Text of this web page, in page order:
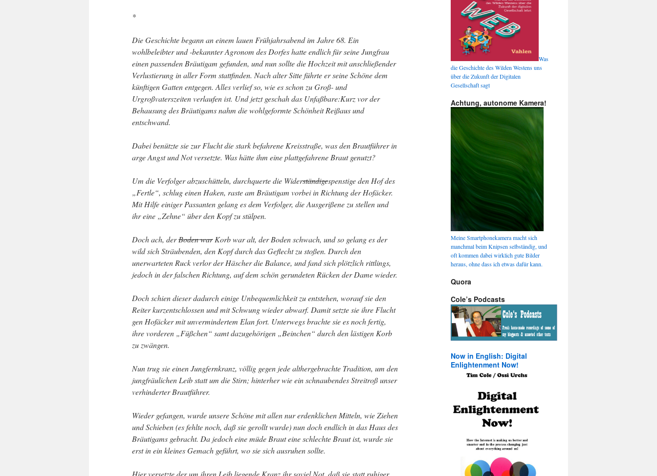
*
Die Geschichte begann an einem lauen Frühjahrsabend im Jahre 68. Ein
wohlbeleibter und -bekannter Agronom des Dorfes hatte endlich für seine Jungfrau
einen passenden Bräutigam gefunden, und nun sollte die Hochzeit mit anschließender
Verlustierung in aller Form stattfinden. Nach alter Sitte führte er seine Schöne dem
künftigen Gatten entgegen. Alles verlief so, wie es schon zu Groß- und
Urgroßvaterszeiten verlaufen ist. Und jetzt geschah das Unfaßbare:Kurz vor der
Behausung des Bräutigams nahm die wohlgeformte Schönheit Reißaus und
entschwand.
Dabei benützte sie zur Flucht die stark befahrene Kreisstraße, was den Brautführer in
arge Angst und Not versetzte. Was hätte ihm eine plattgefahrene Braut genutzt?
Um die Verfolger abzuschütteln, durchquerte die Widerständigespenstige den Hof des
„Fertle“, schlug einen Haken, raste am Bräutigam vorbei in Richtung der Hofäcker.
Mit Hilfe einiger Passanten gelang es dem Verfolger, die Ausgerißene zu stellen und
ihr eine „Zehne“ über den Kopf zu stülpen.
Doch ach, derBoden warKorb war alt, der Boden schwach, und so gelang es der
wild sich Sträubenden, den Kopf durch das Geflecht zu stoßen. Durch den
unerwarteten Ruck verlor der Häscher die Balance, und fand sich plötzlich rittlings,
jedoch in der falschen Richtung, auf dem schön gerundeten Rücken der Dame wieder.
Doch schien dieser dadurch einige Unbequemlichkeit zu entstehen, worauf sie den
Reiter kurzentschlossen und mit Schwung wieder abwarf. Damit setzte sie ihre Flucht
gen Hofäcker mit unvermindertem Elan fort. Unterwegs brachte sie es noch fertig,
ihre vorderen „Füßchen“ samt dazugehörigen „Beinchen“ durch den lästigen Korb
zu zwängen.
Nun trug sie einen Jungfernkranz, völlig gegen jede althergebrachte Tradition, um den
jungfräulichen Leib statt um die Stirn; hinterher wie ein schnaubendes Streitroß unser
verhinderter Brautführer.
Wieder gefangen, wurde unsere Schöne mit allen nur erdenklichen Mitteln, wie Ziehen
und Schieben (es fehlte noch, daß sie gerollt wurde) nun doch endlich in das Haus des
Bräutigams gebracht. Da jedoch eine müde Braut eine schlechte Braut ist, wurde sie
erst in ein kleines Gemach geführt, wo sie sich ausruhen sollte.
Was
die Geschichte des Wilden Westens uns
über die Zukunft der Digitalen
Gesellschaft sagt
Achtung, autonome Kamera!
Meine Smartphonekamera macht sich
manchmal beim Knipsen selbständig, und
oft kommen dabei wirklich gute Bilder
heraus, ohne dass ich etwas dafür kann.
Quora
Cole’s Podcasts
Now in English: Digital
Enlightenment Now!